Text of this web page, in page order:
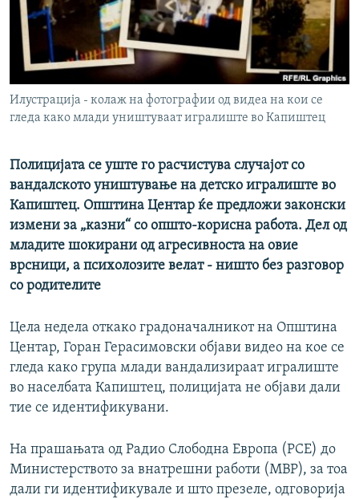
РСЕ веб страници
Илустрација - колаж на фотографии од видеа на кои се
гледа како млади уништуваат игралиште во Капиштец
Полицијата се уште го расчистува случајот со
вандалското уништување на детско игралиште во
Капиштец. Општина Центар ќе предложи законски
измени за „казни“ со општо-корисна работа. Дел од
младите шокирани од агресивноста на овие
врсници, а психолозите велат - ништо без разговор
со родителите
Цела недела откако градоначалникот на Општина
Центар, Горан Герасимовски објави видео на кое се
гледа како група млади вандализираат игралиште
во населбата Капиштец, полицијата не објави дали
тие се идентификувани.
На прашањата од Радио Слободна Европа (РСЕ) до
Министерството за внатрешни работи (МВР), за тоа
дали ги идентификувале и што презеле, одговорија